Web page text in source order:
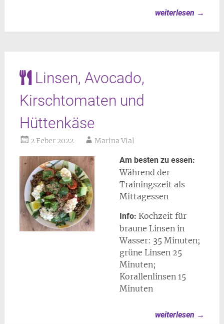
weiterlesen →
Linsen, Avocado,
Kirschtomaten und
Hüttenkäse
2 Feber 2022 Marina Vial
Am besten zu essen:
Während der
Trainingszeit als
Mittagessen
Info: Kochzeit für
braune Linsen in
Wasser: 35 Minuten;
grüne Linsen 25
Minuten;
Korallenlinsen 15
Minuten
weiterlesen →